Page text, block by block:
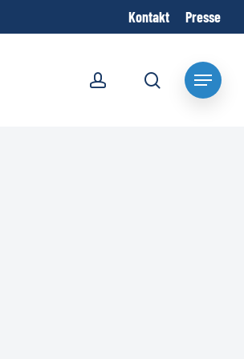
Kontakt Presse
Menu
search